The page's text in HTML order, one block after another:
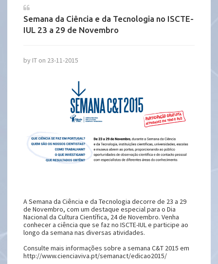
Semana da Ciência e da Tecnologia no ISCTE-
IUL 23 a 29 de Novembro
by IT on 23-11-2015
A Semana da Ciência e da Tecnologia decorre de 23 a 29
de Novembro, com um destaque especial para o Dia
Nacional da Cultura Científica, 24 de Novembro. Venha
conhecer a ciência que se faz no ISCTE-IUL e participe ao
longo da semana nas diversas atividades.
Consulte mais informações sobre a semana C&T 2015 em
http://www.cienciaviva.pt/semanact/edicao2015/